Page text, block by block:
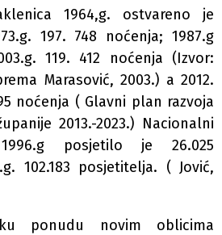
1964,g. ostvareno je
197. 748 noćenja; 1987.g
119. 412 noćenja (Izvor:
Marasović, 2003.) a 2012.
noćenja ( Glavni plan razvoja
2013.-2023.) Nacionalni
posjetilo je 26.025
102.183 posjetitelja. ( Jović,
ponudu novim oblicima